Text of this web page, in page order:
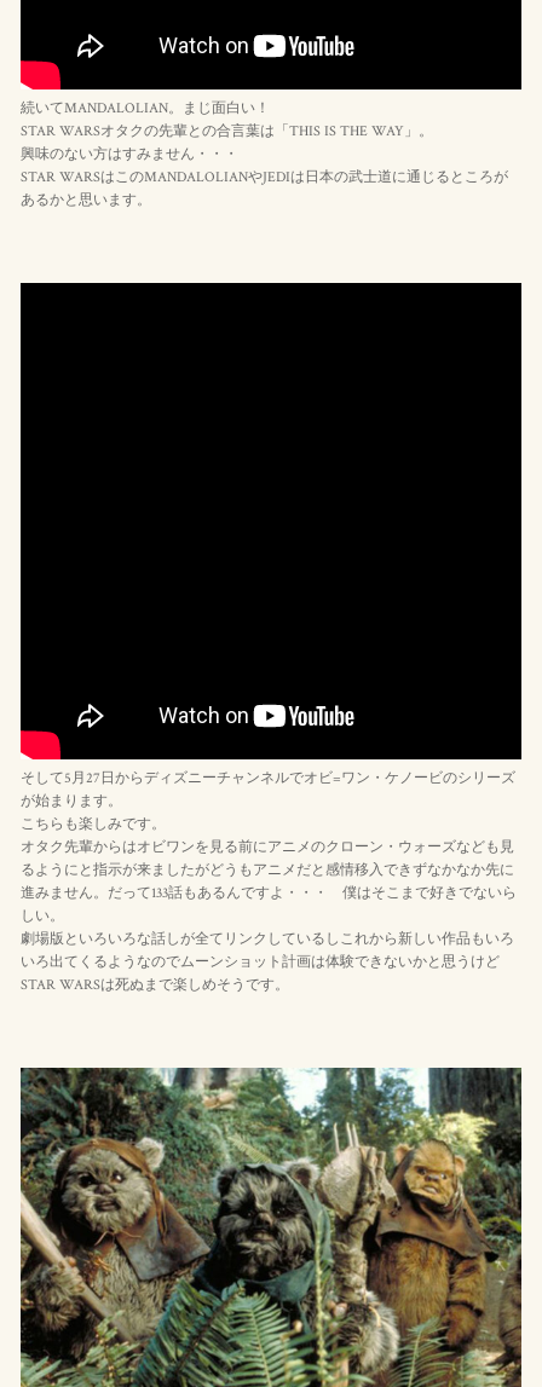
続いてMANDALOLIAN。まじ面白い！
STAR WARSオタクの先輩との合言葉は「THIS IS THE WAY」。
興味のない方はすみません・・・
STAR WARSはこのMANDALOLIANやJEDIは日本の武士道に通じるところが
あるかと思います。
そして5月27日からディズニーチャンネルでオビ=ワン・ケノービのシリーズ
が始まります。
こちらも楽しみです。
オタク先輩からはオビワンを見る前にアニメのクローン・ウォーズなども見
るようにと指示が来ましたがどうもアニメだと感情移入できずなかなか先に
進みません。だって133話もあるんですよ・・・ 僕はそこまで好きでないら
しい。
劇場版といろいろな話しが全てリンクしているしこれから新しい作品もいろ
いろ出てくるようなのでムーンショット計画は体験できないかと思うけど
STAR WARSは死ぬまで楽しめそうです。